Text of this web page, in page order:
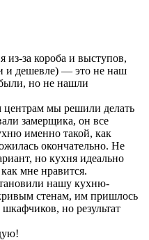
из-за короба и выступов,
и дешевле) — это не наш
но не нашли
центрам мы решили делать
замерщика, он все
именно такой, как
окончательно. Не
но кухня идеально
мне нравится.
нашу кухню-
стенам, им пришлось
но результат